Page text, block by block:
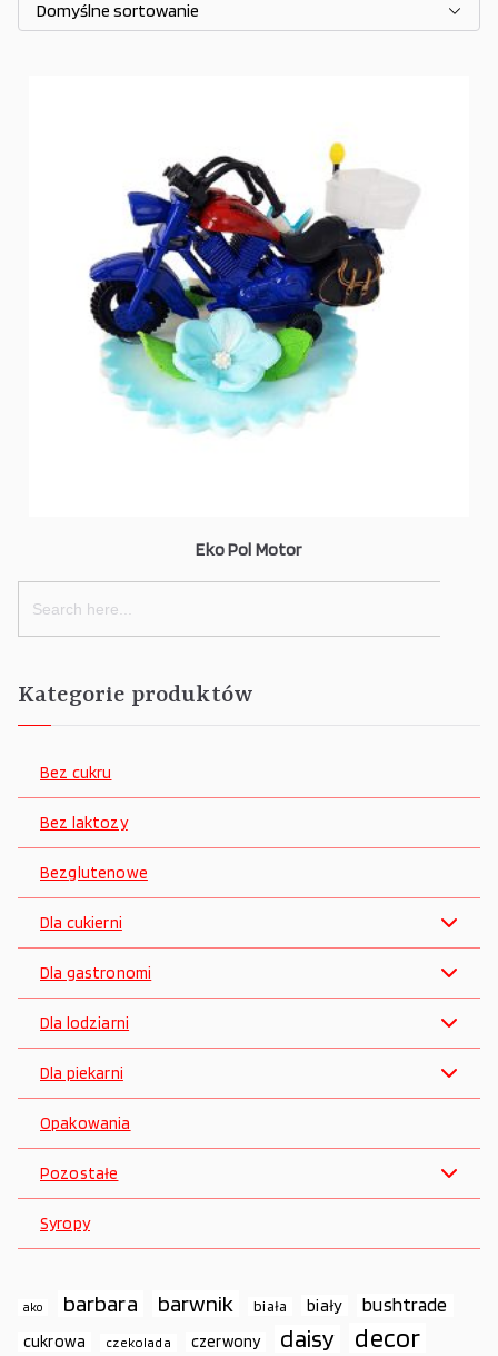
Eko Pol Motor
Search
for:
Kategorie produktów
Bez cukru
Bez laktozy
Bezglutenowe
Dla cukierni
Dla gastronomi
Dla lodziarni
Dla piekarni
Opakowania
Pozostałe
Syropy
ako barbara barwnik biała biały bushtrade
cukrowa czekolada czerwony daisy decor